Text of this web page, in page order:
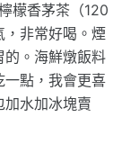
檬香茅茶（120
，非常好喝。煙
的。海鮮燉飯料
一點，我會更喜
水加冰塊賣